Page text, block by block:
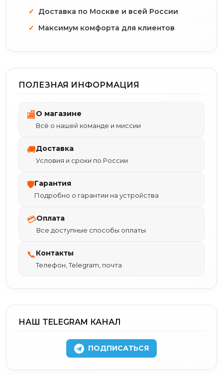
Доставка по Москве и всей России
Максимум комфорта для клиентов
ПОЛЕЗНАЯ ИНФОРМАЦИЯ
🏬О магазине
Всё о нашей команде и миссии
🚚Доставка
Условия и сроки по России
🛡Гарантия
Подробно о гарантии на устройства
💳Оплата
Все доступные способы оплаты
📞Контакты
Телефон, Telegram, почта
НАШ TELEGRAM КАНАЛ
ПОДПИСАТЬСЯ